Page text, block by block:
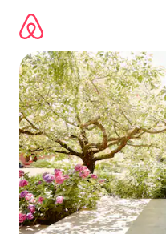
contenido